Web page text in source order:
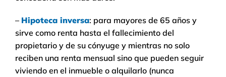
– Hipoteca inversa: para mayores de 65 años y
sirve como renta hasta el fallecimiento del
propietario y de su cónyuge y mientras no solo
reciben una renta mensual sino que pueden seguir
viviendo en el inmueble o alquilarlo (nunca